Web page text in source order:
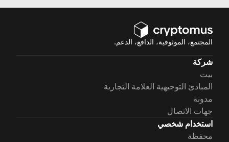
المجتمع، الموثوقية، الدافع، الدعم.
شركة
بيت
المبادئ التوجيهية العلامة التجارية
مدونة
جهات الاتصال
استخدام شخصي
محفظة